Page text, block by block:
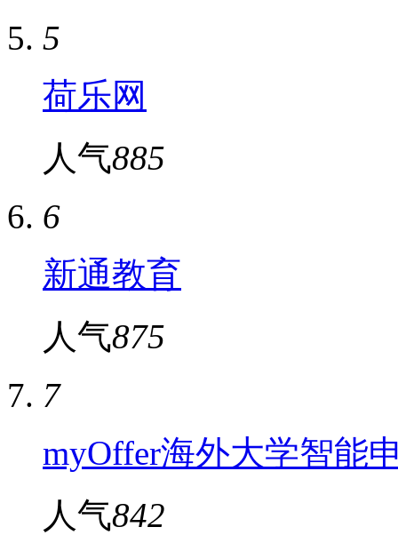
5
荷乐网
人气885
6
新通教育
人气875
7
myOffer海外大学智能
人气842